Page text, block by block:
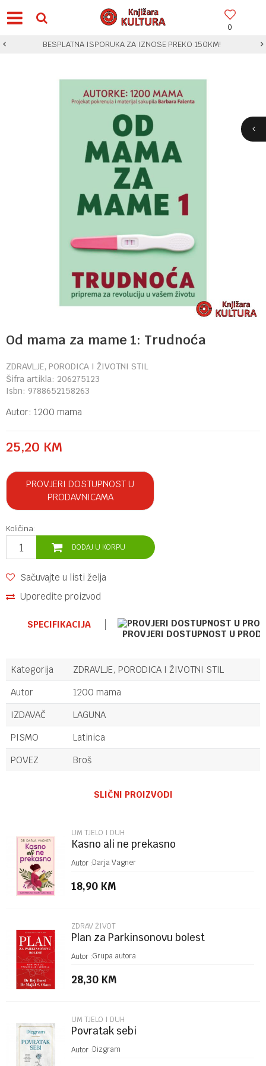
0
BESPLATNA ISPORUKA ZA IZNOSE PREKO 150KM!
Od mama za mame 1: Trudnoća
ZDRAVLJE, PORODICA I ŽIVOTNI STIL
Šifra artikla: 206275123
Isbn: 9788652158263
Autor: 1200 mama
25,20 KM
PROVJERI DOSTUPNOST U
PRODAVNICAMA
Količina:
DODAJ U KORPU
Sačuvajte u listi želja
Uporedite proizvod
SPECIFIKACIJA
PROVJERI DOSTUPNOST U
Kategorija
ZDRAVLJE, PORODICA I ŽIVOTNI STIL
Autor
1200 mama
IZDAVAČ
LAGUNA
PISMO
Latinica
POVEZ
Broš
Poruka
POŠALJI
SLIČNI PROIZVODI
UM TJELO I DUH
Kasno ali ne prekasno
Autor :Darja Vagner
18,90 KM
ZDRAV ŽIVOT
Plan za Parkinsonovu bolest
Autor :Grupa autora
28,30 KM
UM TJELO I DUH
Povratak sebi
Autor :Dizgram